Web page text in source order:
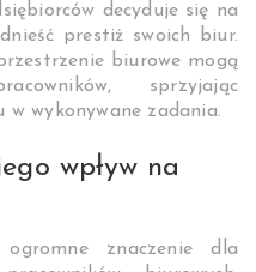
decyduje się na
prestiż swoich biur.
biurowe mogą
sprzyjając
w wykonywane zadania.
wpływ na
znaczenie dla